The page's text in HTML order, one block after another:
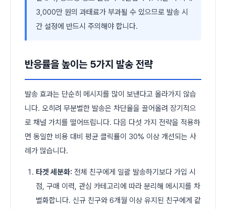
3,000만 원의 과태료가 부과될 수 있으므로 발송 시
간 설정에 반드시 주의해야 합니다.
반응률을 높이는 5가지 발송 전략
발송 효과는 단순히 메시지를 많이 보낸다고 올라가지 않습
니다. 오히려 무분별한 발송은 차단율을 끌어올려 장기적으
로 채널 가치를 떨어뜨립니다. 다음 다섯 가지 전략을 적용하
면 동일한 비용 대비 평균 클릭률이 30% 이상 개선되는 사
례가 많습니다.
타겟 세분화: 전체 친구에게 일괄 발송하기보다 가입 시
점, 구매 이력, 관심 카테고리에 따라 분리해 메시지를 차
별화합니다. 신규 친구와 6개월 이상 유지된 친구에게 같